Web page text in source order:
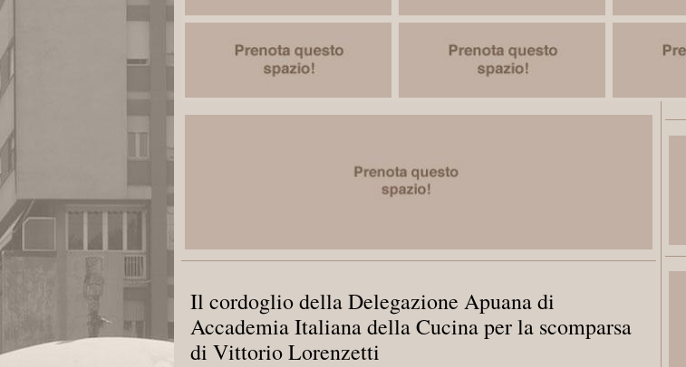
Il cordoglio della Delegazione Apuana di
Accademia Italiana della Cucina per la scomparsa
di Vittorio Lorenzetti